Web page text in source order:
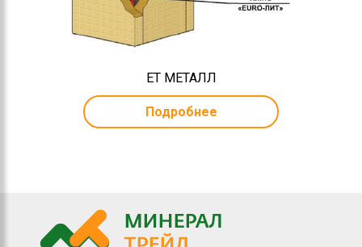
ЕТ МЕТАЛЛ
Подробнее